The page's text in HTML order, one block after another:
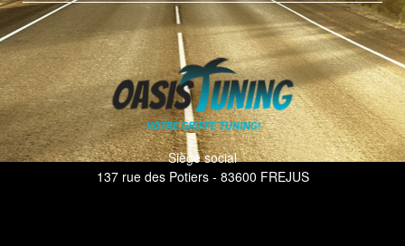
Siège social
137 rue des Potiers - 83600 FREJUS